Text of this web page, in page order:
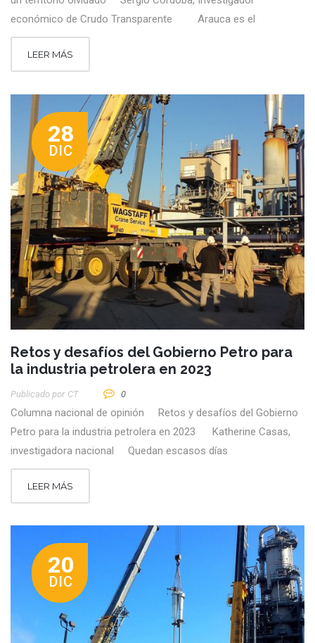
económico de Crudo Transparente Arauca es el
LEER MÁS
28
DIC
Retos y desafíos del Gobierno Petro para
la industria petrolera en 2023
Publicado por CT 0
Columna nacional de opinión Retos y desafíos del Gobierno
Petro para la industria petrolera en 2023 Katherine Casas,
investigadora nacional Quedan escasos días
LEER MÁS
20
DIC